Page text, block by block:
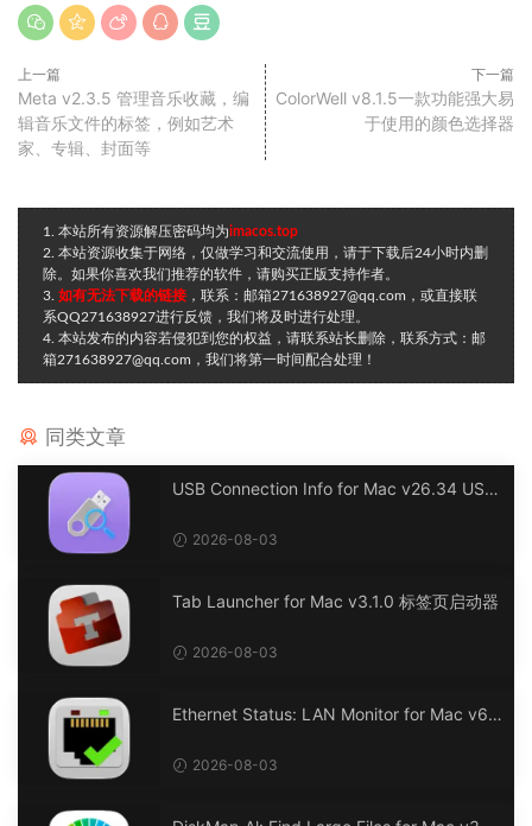
上一篇
Meta v2.3.5 管理音乐收藏，编
辑音乐文件的标签，例如艺术
家、专辑、封面等
下一篇
ColorWell v8.1.5一款功能强大易
于使用的颜色选择器
1. 本站所有资源解压密码均为imacos.top
2. 本站资源收集于网络，仅做学习和交流使用，请于下载后24小时内删
除。如果你喜欢我们推荐的软件，请购买正版支持作者。
3. 如有无法下载的链接 ，联系：邮箱271638927@qq.com，或直接联
系QQ271638927进行反馈，我们将及时进行处理。
4. 本站发布的内容若侵犯到您的权益，请联系站长删除，联系方式：邮
箱271638927@qq.com，我们将第一时间配合处理！
同类文章
USB Connection Info for Mac v26.34 USB
2026-08-03
Tab Launcher for Mac v3.1.0 标签页启动器
2026-08-03
Ethernet Status: LAN Monitor for Mac v6.
2026-08-03